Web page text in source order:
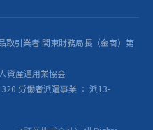
取引業者 関東財務局長（金商）第
資産運用業協会
労働者派遣事業 ： 派13-